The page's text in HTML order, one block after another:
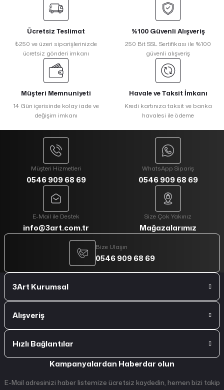
Ücretsiz Teslimat
₺250 ve üzeri siparişlerinizde
ücretsiz gönderi imkanı
%100 Güvenli Alışveriş
250 Bit SSL Sertifikası ile %100
güvenli alışveriş
Müşteri Memnuniyeti
14 Gün içerisinde kolay iade ve
değişim imkanı
Havale ve Taksit İmkanı
Kredi kartınıza taksit ve banka
havalesi ile ödeme
Müşteri Hizmetleri
0546 909 68 69
WhatsApp Sipariş
0546 909 68 69
E-Mail ile Destek
info@3art.com.tr
Size Çok Yakınız
Mağazalarımız
Bize Ulaşın
0546 909 68 69
3Art Kurumsal
Alışveriş
Hızlı Bağlantılar
Kampanyalardan Haberdar olun
E-Mail adresinizi haber listemize ücretsiz kaydedin, hemen bizi takip